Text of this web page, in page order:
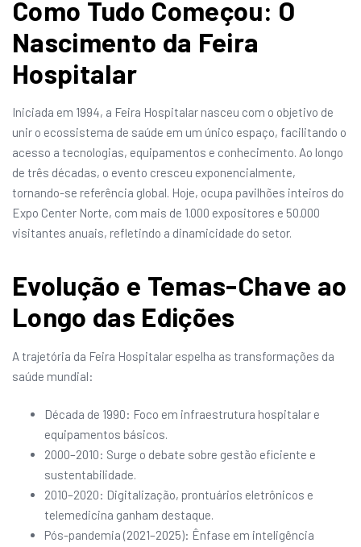
Como Tudo Começou: O
Nascimento da Feira
Hospitalar
Iniciada em 1994, a Feira Hospitalar nasceu com o objetivo de
unir o ecossistema de saúde em um único espaço, facilitando o
acesso a tecnologias, equipamentos e conhecimento. Ao longo
de três décadas, o evento cresceu exponencialmente,
tornando-se referência global. Hoje, ocupa pavilhões inteiros do
Expo Center Norte, com mais de 1.000 expositores e 50.000
visitantes anuais, refletindo a dinamicidade do setor.
Evolução e Temas-Chave ao
Longo das Edições
A trajetória da Feira Hospitalar espelha as transformações da
saúde mundial:
Década de 1990: Foco em infraestrutura hospitalar e
equipamentos básicos.
2000–2010: Surge o debate sobre gestão eficiente e
sustentabilidade.
2010–2020: Digitalização, prontuários eletrônicos e
telemedicina ganham destaque.
Pós-pandemia (2021–2025): Ênfase em inteligência